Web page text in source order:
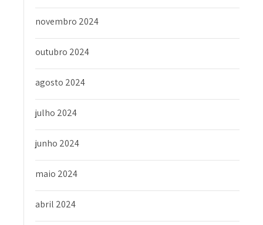
novembro 2024
outubro 2024
agosto 2024
julho 2024
junho 2024
maio 2024
abril 2024